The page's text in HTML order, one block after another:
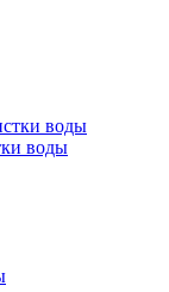
воды